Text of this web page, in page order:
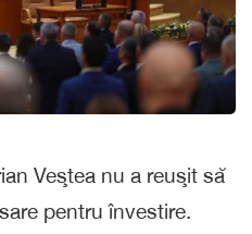
Veştea nu a reuşit să
pentru învestire.